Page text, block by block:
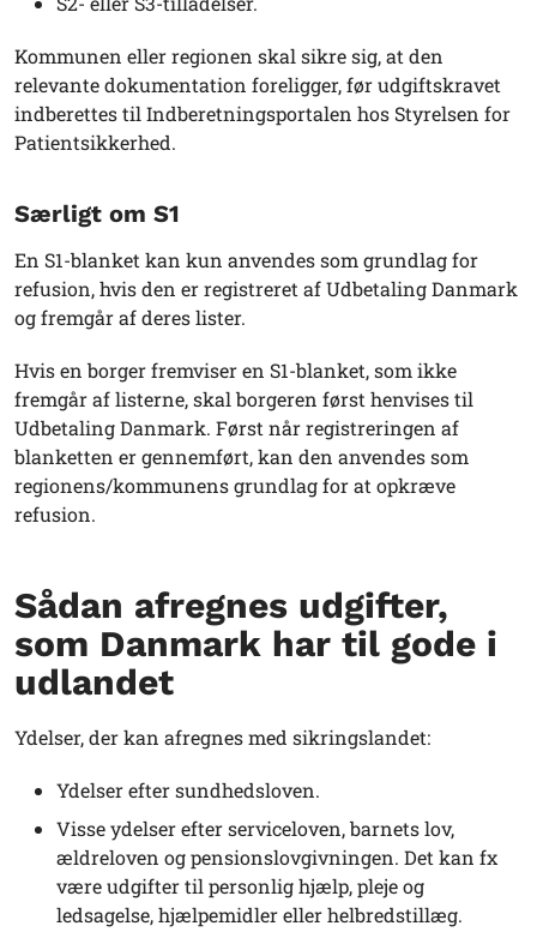
Kommunen eller regionen skal sikre sig, at den
relevante dokumentation foreligger, før udgiftskravet
indberettes til Indberetningsportalen hos Styrelsen for
Patientsikkerhed.
Særligt om S1
En S1-blanket kan kun anvendes som grundlag for
refusion, hvis den er registreret af Udbetaling Danmark
og fremgår af deres lister.
Hvis en borger fremviser en S1-blanket, som ikke
fremgår af listerne, skal borgeren først henvises til
Udbetaling Danmark. Først når registreringen af
blanketten er gennemført, kan den anvendes som
regionens/kommunens grundlag for at opkræve
refusion.
Sådan afregnes udgifter,
som Danmark har til gode i
udlandet
Ydelser, der kan afregnes med sikringslandet:
Ydelser efter sundhedsloven.
Visse ydelser efter serviceloven, barnets lov,
ældreloven og pensionslovgivningen. Det kan fx
være udgifter til personlig hjælp, pleje og
ledsagelse, hjælpemidler eller helbredstillæg.